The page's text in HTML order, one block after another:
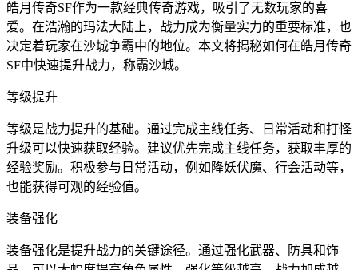
皓月传奇SF作为一款经典传奇游戏，吸引了无数玩家的喜
爱。在浩瀚的玛法大陆上，战力成为衡量实力的重要标准，也
决定着玩家在沙城争霸中的地位。本文将揭秘如何在皓月传奇
SF中快速提升战力，称霸沙城。
等级提升
等级是战力提升的基础。通过完成主线任务、日常活动和打怪
升级可以快速获取经验。建议优先完成主线任务，获取丰厚的
经验奖励。积极参与日常活动，例如降妖伏魔、行会活动等，
也能获得可观的经验值。
装备强化
装备强化是提升战力的关键途径。通过强化武器、防具和饰